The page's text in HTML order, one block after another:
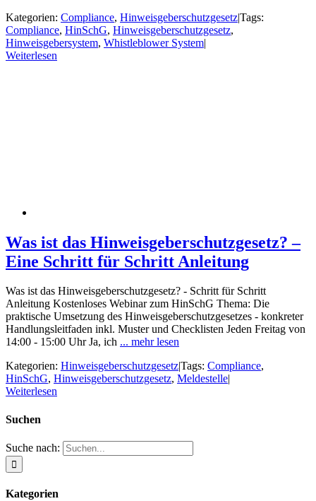
Kategorien: Compliance, Hinweisgeberschutzgesetz|Tags:
Compliance, HinSchG, Hinweisgeberschutzgesetz,
Hinweisgebersystem, Whistleblower System|
Weiterlesen
Was ist das Hinweisgeberschutzgesetz? –
Eine Schritt für Schritt Anleitung
Was ist das Hinweisgeberschutzgesetz? - Schritt für Schritt
Anleitung Kostenloses Webinar zum HinSchG Thema: Die
praktische Umsetzung des Hinweisgeberschutzgesetzes - konkreter
Handlungsleitfaden inkl. Muster und Checklisten Jeden Freitag von
14:00 - 15:00 Uhr Ja, ich ... mehr lesen
Kategorien: Hinweisgeberschutzgesetz|Tags: Compliance,
HinSchG, Hinweisgeberschutzgesetz, Meldestelle|
Weiterlesen
Suchen
Suche nach:
Kategorien